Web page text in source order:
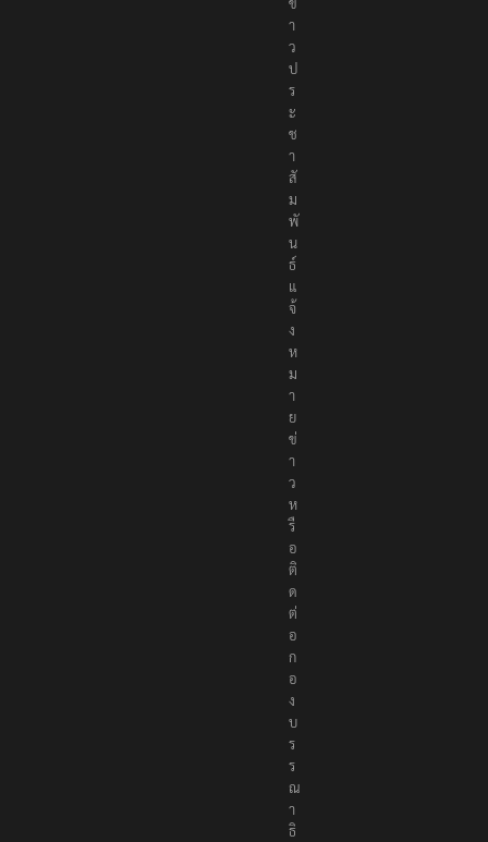
า
ว
ป
ร
ะ
ช
า
สั
ม
พั
น
ธ์
แ
จ้
ง
ห
ม
า
ย
ข่
า
ว
ห
รื
อ
ติ
ด
ต่
อ
ก
อ
ง
บ
ร
ร
ณ
า
ธิ